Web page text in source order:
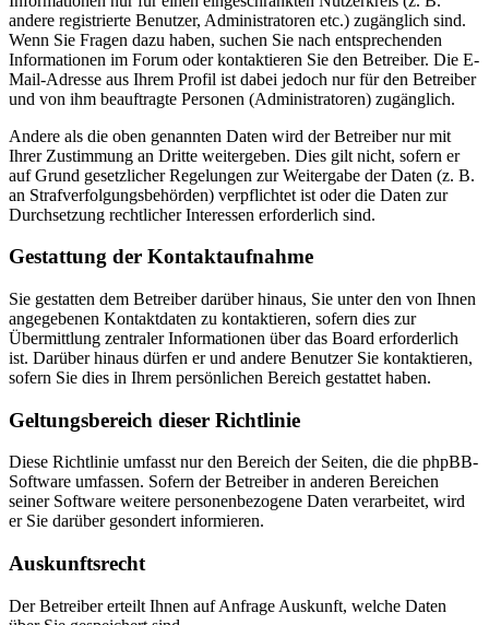
andere registrierte Benutzer, Administratoren etc.) zugänglich sind.
Wenn Sie Fragen dazu haben, suchen Sie nach entsprechenden
Informationen im Forum oder kontaktieren Sie den Betreiber. Die E-
Mail-Adresse aus Ihrem Profil ist dabei jedoch nur für den Betreiber
und von ihm beauftragte Personen (Administratoren) zugänglich.
Andere als die oben genannten Daten wird der Betreiber nur mit
Ihrer Zustimmung an Dritte weitergeben. Dies gilt nicht, sofern er
auf Grund gesetzlicher Regelungen zur Weitergabe der Daten (z. B.
an Strafverfolgungsbehörden) verpflichtet ist oder die Daten zur
Durchsetzung rechtlicher Interessen erforderlich sind.
Gestattung der Kontaktaufnahme
Sie gestatten dem Betreiber darüber hinaus, Sie unter den von Ihnen
angegebenen Kontaktdaten zu kontaktieren, sofern dies zur
Übermittlung zentraler Informationen über das Board erforderlich
ist. Darüber hinaus dürfen er und andere Benutzer Sie kontaktieren,
sofern Sie dies in Ihrem persönlichen Bereich gestattet haben.
Geltungsbereich dieser Richtlinie
Diese Richtlinie umfasst nur den Bereich der Seiten, die die phpBB-
Software umfassen. Sofern der Betreiber in anderen Bereichen
seiner Software weitere personenbezogene Daten verarbeitet, wird
er Sie darüber gesondert informieren.
Auskunftsrecht
Der Betreiber erteilt Ihnen auf Anfrage Auskunft, welche Daten